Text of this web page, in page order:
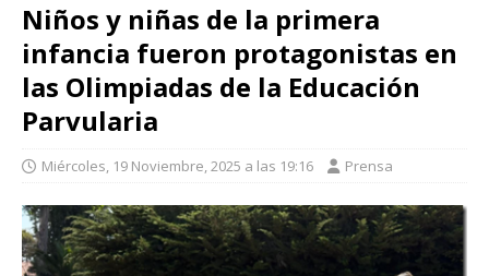
Niños y niñas de la primera
infancia fueron protagonistas en
las Olimpiadas de la Educación
Parvularia
Miércoles, 19 Noviembre, 2025 a las 19:16 Prensa